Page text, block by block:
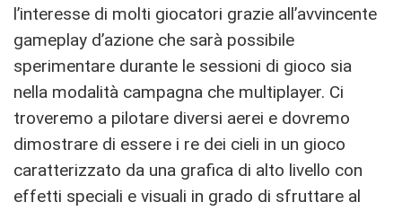
l’interesse di molti giocatori grazie all’avvincente
gameplay d’azione che sarà possibile
sperimentare durante le sessioni di gioco sia
nella modalità campagna che multiplayer. Ci
troveremo a pilotare diversi aerei e dovremo
dimostrare di essere i re dei cieli in un gioco
caratterizzato da una grafica di alto livello con
effetti speciali e visuali in grado di sfruttare al